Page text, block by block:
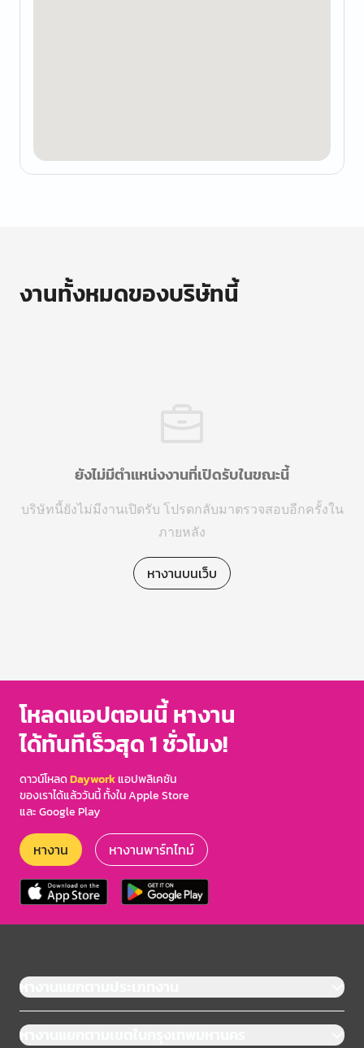
งานทั้งหมดของบริษัทนี้
ยังไม่มีตำแหน่งงานที่เปิดรับในขณะนี้
บริษัทนี้ยังไม่มีงานเปิดรับ โปรดกลับมาตรวจสอบอีกครั้งใน
ภายหลัง
หางานบนเว็บ
โหลดแอปตอนนี้ หางาน
ได้ทันทีเร็วสุด 1 ชั่วโมง!
ดาวน์โหลดDayworkแอปพลิเคชัน
ของเราได้แล้ววันนี้ ทั้งใน Apple Store
และ Google Play
หางาน หางานพาร์ทไทม์
หางานแยกตามประเภทงาน
หางานแยกตามเขตในกรุงเทพมหานคร